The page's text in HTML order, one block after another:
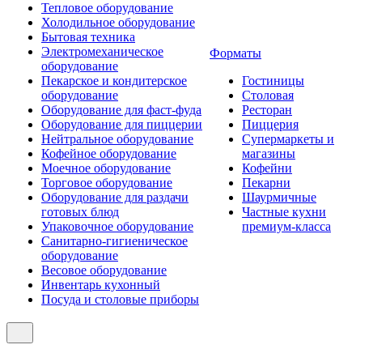
Тепловое оборудование
Холодильное оборудование
Бытовая техника
Электромеханическое
оборудование
Пекарское и кондитерское
оборудование
Оборудование для фаст-фуда
Оборудование для пиццерии
Нейтральное оборудование
Кофейное оборудование
Моечное оборудование
Торговое оборудование
Оборудование для раздачи
готовых блюд
Упаковочное оборудование
Санитарно-гигиеническое
оборудование
Весовое оборудование
Инвентарь кухонный
Посуда и столовые приборы
Форматы
Гостиницы
Столовая
Ресторан
Пиццерия
Супермаркеты и
магазины
Кофейни
Пекарни
Шаурмичные
Частные кухни
премиум-класса